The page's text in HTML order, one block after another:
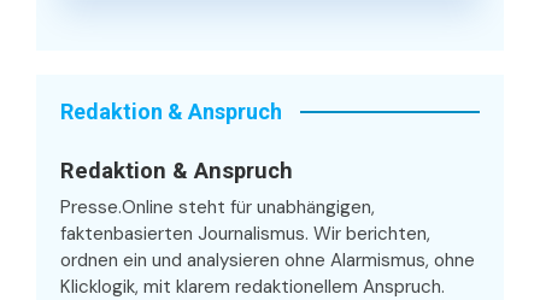
Redaktion & Anspruch
Redaktion & Anspruch
Presse.Online steht für unabhängigen,
faktenbasierten Journalismus. Wir berichten,
ordnen ein und analysieren ohne Alarmismus, ohne
Klicklogik, mit klarem redaktionellem Anspruch.